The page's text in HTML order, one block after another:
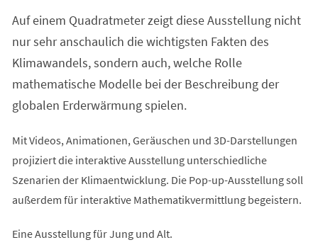
Auf einem Quadratmeter zeigt diese Ausstellung nicht
nur sehr anschaulich die wichtigsten Fakten des
Klimawandels, sondern auch, welche Rolle
mathematische Modelle bei der Beschreibung der
globalen Erderwärmung spielen.
Mit Videos, Animationen, Geräuschen und 3D-Darstellungen
projiziert die interaktive Ausstellung unterschiedliche
Szenarien der Klimaentwicklung. Die Pop-up-Ausstellung soll
außerdem für interaktive Mathematikvermittlung begeistern.
Eine Ausstellung für Jung und Alt.